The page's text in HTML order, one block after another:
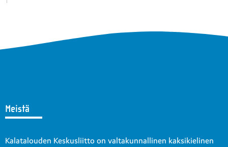
Meistä
Kalatalouden Keskusliitto on valtakunnallinen kaksikielinen